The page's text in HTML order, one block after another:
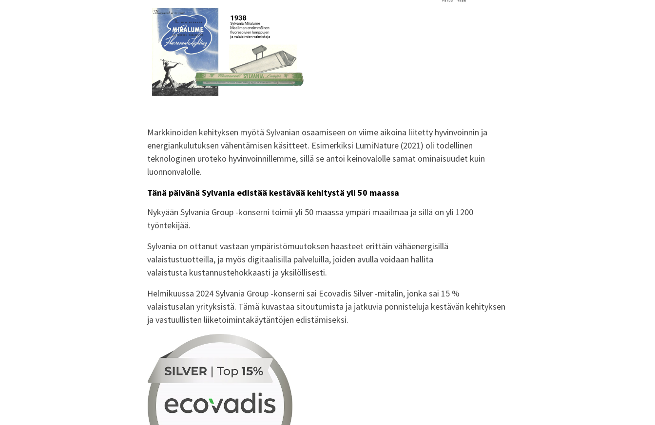
Markkinoiden kehityksen myötä Sylvanian osaamiseen on viime aikoina liitetty hyvinvoinnin ja
energiankulutuksen vähentämisen käsitteet. Esimerkiksi LumiNature (2021) oli todellinen
teknologinen uroteko hyvinvoinnillemme, sillä se antoi keinovalolle samat ominaisuudet kuin
luonnonvalolle.
Tänä päivänä Sylvania edistää kestävää kehitystä yli 50 maassa
Nykyään Sylvania Group -konserni toimii yli 50 maassa ympäri maailmaa ja sillä on yli 1200
työntekijää.
Sylvania on ottanut vastaan ympäristömuutoksen haasteet erittäin vähäenergisillä
valaistustuotteilla, ja myös digitaalisilla palveluilla, joiden avulla voidaan hallita
valaistusta kustannustehokkaasti ja yksilöllisesti.
Helmikuussa 2024 Sylvania Group -konserni sai Ecovadis Silver -mitalin, jonka sai 15 %
valaistusalan yrityksistä. Tämä kuvastaa sitoutumista ja jatkuvia ponnisteluja kestävän kehityksen
ja vastuullisten liiketoimintakäytäntöjen edistämiseksi.